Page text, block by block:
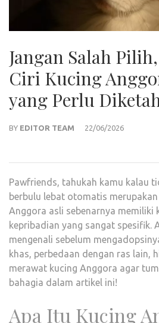
Jangan Salah
Ciri Kucing
yang Perlu
BY EDITOR TEAM 22/06/2026
Pawfriends, tahukah kamu kalau
berbulu lebat otomatis
Anggora asli sebenarnya memiliki
kepribadian yang sangat spesifik.
mengenali sebelum
khas, perbedaan dengan ras lain,
merawat kucing Anggora agar
bahagia dalam artikel ini!
Apa Itu Kucing